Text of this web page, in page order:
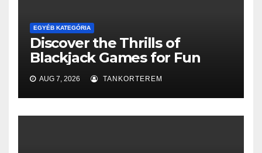
EGYÉB KATEGÓRIA
Discover the Thrills of
Blackjack Games for Fun
AUG 7, 2026 TANKORTEREM